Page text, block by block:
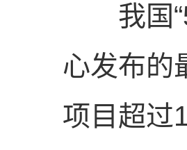
我国
心发布的
项目超过